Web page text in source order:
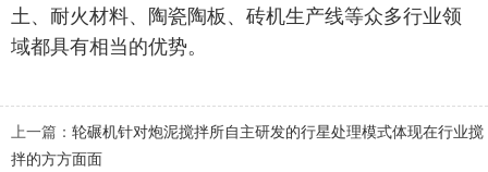
土、耐火材料、陶瓷陶板、砖机生产线等众多行业领
域都具有相当的优势。
上一篇： 轮碾机针对炮泥搅拌所自主研发的行星处理模式体现在行业搅
拌的方方面面